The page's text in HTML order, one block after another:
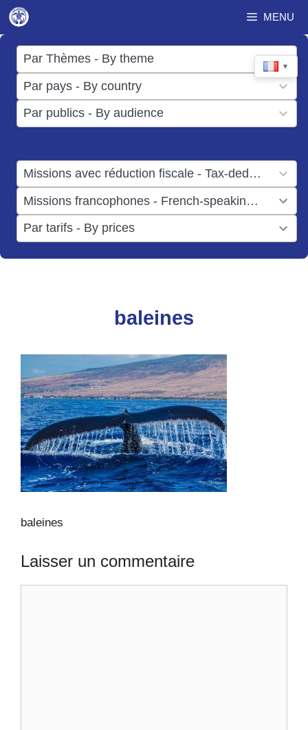
Aller
au
contenu
MENU
▼
Par Thèmes - By theme
17
results
available
Par pays - By country
50
results
available
Par publics - By audience
results
Missions avec réduction fiscale - Tax-deductible missions
result
available
Missions francophones - French-speaking missions
result
available
Par tarifs - By prices
results
available
baleines
baleines
Laisser un commentaire